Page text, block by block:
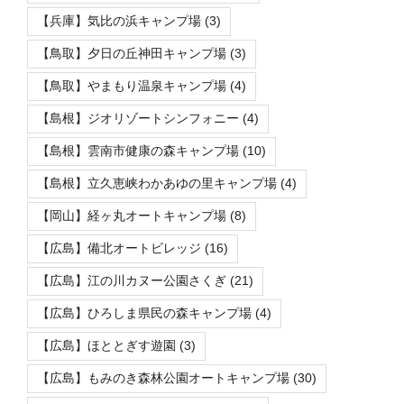
【兵庫】気比の浜キャンプ場 (3)
【鳥取】夕日の丘神田キャンプ場 (3)
【鳥取】やまもり温泉キャンプ場 (4)
【島根】ジオリゾートシンフォニー (4)
【島根】雲南市健康の森キャンプ場 (10)
【島根】立久恵峡わかあゆの里キャンプ場 (4)
【岡山】経ヶ丸オートキャンプ場 (8)
【広島】備北オートビレッジ (16)
【広島】江の川カヌー公園さくぎ (21)
【広島】ひろしま県民の森キャンプ場 (4)
【広島】ほととぎす遊園 (3)
【広島】もみのき森林公園オートキャンプ場 (30)